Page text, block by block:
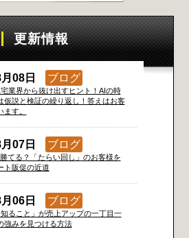
更新情報
08日 ブログ
業界から抜け出すヒント！AIの時
仮説と検証の繰り返し！答えはお客
す。
07日 ブログ
てる？「たらい回し」のお客様を
ト販促の近道
06日 ブログ
知ること」が売上アップの一丁目一
強みを見つける方法